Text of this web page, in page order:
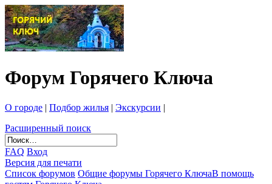
Форум Горячего Ключа
О городе | Подбор жилья | Экскурсии |
Расширенный поиск
FAQ Вход
Версия для печати
Список форумов Общие форумы Горячего КлючаВ помощь